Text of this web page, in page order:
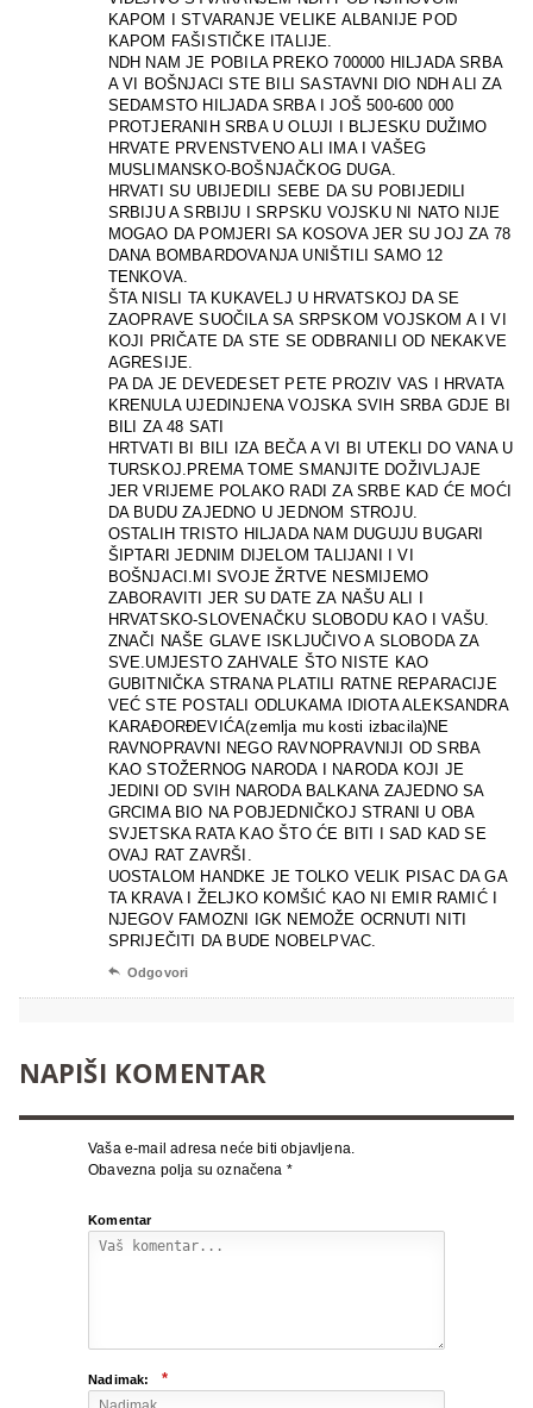
KAPOM I STVARANJE VELIKE ALBANIJE POD
KAPOM FAŠISTIČKE ITALIJE.
NDH NAM JE POBILA PREKO 700000 HILJADA SRBA
A VI BOŠNJACI STE BILI SASTAVNI DIO NDH ALI ZA
SEDAMSTO HILJADA SRBA I JOŠ 500-600 000
PROTJERANIH SRBA U OLUJI I BLJESKU DUŽIMO
HRVATE PRVENSTVENO ALI IMA I VAŠEG
MUSLIMANSKO-BOŠNJAČKOG DUGA.
HRVATI SU UBIJEDILI SEBE DA SU POBIJEDILI
SRBIJU A SRBIJU I SRPSKU VOJSKU NI NATO NIJE
MOGAO DA POMJERI SA KOSOVA JER SU JOJ ZA 78
DANA BOMBARDOVANJA UNIŠTILI SAMO 12
TENKOVA.
ŠTA NISLI TA KUKAVELJ U HRVATSKOJ DA SE
ZAOPRAVE SUOČILA SA SRPSKOM VOJSKOM A I VI
KOJI PRIČATE DA STE SE ODBRANILI OD NEKAKVE
AGRESIJE.
PA DA JE DEVEDESET PETE PROZIV VAS I HRVATA
KRENULA UJEDINJENA VOJSKA SVIH SRBA GDJE BI
BILI ZA 48 SATI
HRTVATI BI BILI IZA BEČA A VI BI UTEKLI DO VANA U
TURSKOJ.PREMA TOME SMANJITE DOŽIVLJAJE
JER VRIJEME POLAKO RADI ZA SRBE KAD ĆE MOĆI
DA BUDU ZAJEDNO U JEDNOM STROJU.
OSTALIH TRISTO HILJADA NAM DUGUJU BUGARI
ŠIPTARI JEDNIM DIJELOM TALIJANI I VI
BOŠNJACI.MI SVOJE ŽRTVE NESMIJEMO
ZABORAVITI JER SU DATE ZA NAŠU ALI I
HRVATSKO-SLOVENAČKU SLOBODU KAO I VAŠU.
ZNAČI NAŠE GLAVE ISKLJUČIVO A SLOBODA ZA
SVE.UMJESTO ZAHVALE ŠTO NISTE KAO
GUBITNIČKA STRANA PLATILI RATNE REPARACIJE
VEĆ STE POSTALI ODLUKAMA IDIOTA ALEKSANDRA
KARAĐORĐEVIĆA(zemlja mu kosti izbacila)NE
RAVNOPRAVNI NEGO RAVNOPRAVNIJI OD SRBA
KAO STOŽERNOG NARODA I NARODA KOJI JE
JEDINI OD SVIH NARODA BALKANA ZAJEDNO SA
GRCIMA BIO NA POBJEDNIČKOJ STRANI U OBA
SVJETSKA RATA KAO ŠTO ĆE BITI I SAD KAD SE
OVAJ RAT ZAVRŠI.
UOSTALOM HANDKE JE TOLKO VELIK PISAC DA GA
TA KRAVA I ŽELJKO KOMŠIĆ KAO NI EMIR RAMIĆ I
NJEGOV FAMOZNI IGK NEMOŽE OCRNUTI NITI
SPRIJEČITI DA BUDE NOBELPVAC.
 Odgovori
NAPIŠI KOMENTAR
Vaša e-mail adresa neće biti objavljena.
Obavezna polja su označena *
Komentar
Nadimak: *